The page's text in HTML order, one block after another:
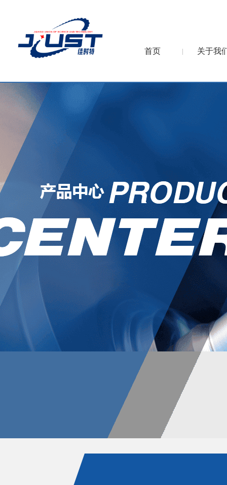
首页 关于我